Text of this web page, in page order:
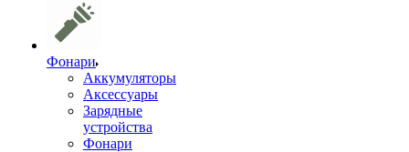
Фонари
Аккумуляторы
Аксессуары
Зарядные
устройства
Фонари